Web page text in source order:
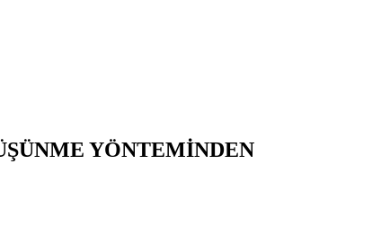
YÖNTEMİNDEN